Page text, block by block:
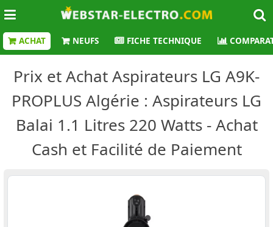
ACHAT NEUFS FICHE TECHNIQUE
Prix et Achat Aspirateurs LG A9K-
PROPLUS Algérie : Aspirateurs LG
Balai 1.1 Litres 220 Watts - Achat
Cash et Facilité de Paiement